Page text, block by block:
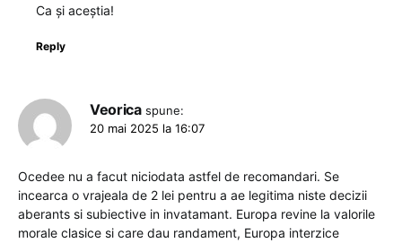
Ca și aceștia!
Reply
Veorica spune:
20 mai 2025 la 16:07
Ocedee nu a facut niciodata astfel de recomandari. Se
incearca o vrajeala de 2 lei pentru a ae legitima niste decizii
aberants si subiective in invatamant. Europa revine la valorile
morale clasice si care dau randament, Europa interzice